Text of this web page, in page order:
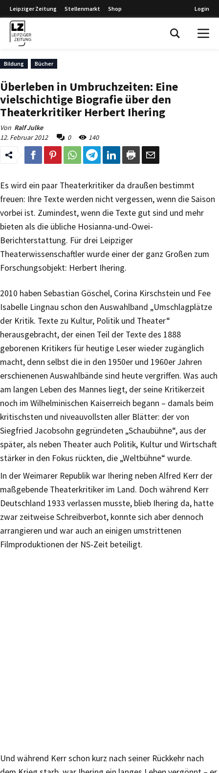
Leipziger Zeitung Stellenmarkt Shop Login
Bildung Bücher
Überleben in Umbruchzeiten: Eine
vielschichtige Biografie über den
Theaterkritiker Herbert Ihering
Von Ralf Julke
12. Februar 2012
0 140
Es wird ein paar Theaterkritiker da draußen bestimmt
freuen: Ihre Texte werden nicht vergessen, wenn die Saison
vorbei ist. Zumindest, wenn die Texte gut sind und mehr
bieten als die übliche Hosianna-und-Owei-
Berichterstattung. Für drei Leipziger
Theaterwissenschaftler wurde einer der ganz Großen zum
Forschungsobjekt: Herbert Ihering.
2010 haben Sebastian Göschel, Corina Kirschstein und Fee
Isabelle Lingnau schon den Auswahlband „Umschlagplätze
der Kritik. Texte zu Kultur, Politik und Theater“
herausgebracht, der einen Teil der Texte des 1888
geborenen Kritikers für heutige Leser wieder zugänglich
macht, denn selbst die in den 1950er und 1960er Jahren
erschienenen Auswahlbände sind heute vergriffen. Was auch
am langen Leben des Mannes liegt, der seine Kritikerzeit
noch im Wilhelminischen Kaiserreich begann – damals beim
kritischsten und niveauvollsten aller Blätter: der von
Siegfried Jacobsohn gegründeten „Schaubühne“, aus der
später, als neben Theater auch Politik, Kultur und Wirtschaft
stärker in den Fokus rückten, die „Weltbühne“ wurde.
In der Weimarer Republik war Ihering neben Alfred Kerr der
maßgebende Theaterkritiker im Land. Doch während Kerr
Deutschland 1933 verlassen musste, blieb Ihering da, hatte
zwar zeitweise Schreibverbot, konnte sich aber dennoch
arrangieren und war auch an einigen umstrittenen
Filmproduktionen der NS-Zeit beteiligt.
Und während Kerr schon kurz nach seiner Rückkehr nach